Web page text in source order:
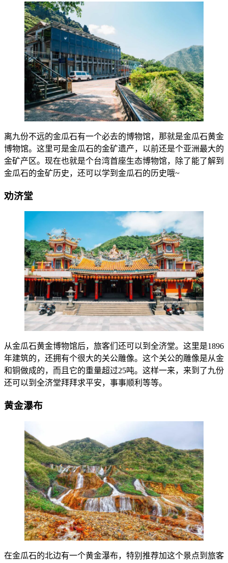
离九份不远的金瓜石有一个必去的博物馆，那就是金瓜石黄金
博物馆。这里可是金瓜石的金矿遗产，以前还是个亚洲最大的
金矿产区。现在也就是个台湾首座生态博物馆，除了能了解到
金瓜石的金矿历史，还可以学到金瓜石的历史哦~
劝济堂
从金瓜石黄金博物馆后，旅客们还可以到全济堂。这里是1896
年建筑的，还拥有个很大的关公雕像。这个关公的雕像是从金
和铜做成的，而且它的重量超过25吨。这样一来，来到了九份
还可以到全济堂拜拜求平安，事事顺利等等。
黄金瀑布
在金瓜石的北边有一个黄金瀑布，特别推荐加这个景点到旅客